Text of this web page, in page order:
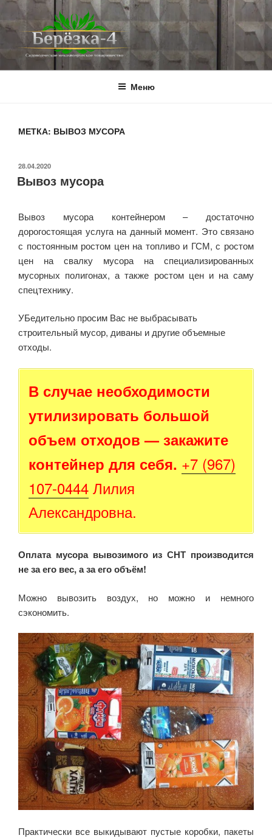
Перейти
к
содержимому
BEREZKA4.RU
СНТ Берёзка-4
Меню
МЕТКА: ВЫВОЗ МУСОРА
ОПУБЛИКОВАНО
28.04.2020
Вывоз мусора
Вывоз мусора контейнером – достаточно
дорогостоящая услуга на данный момент. Это связано
с постоянным ростом цен на топливо и ГСМ, с ростом
цен на свалку мусора на специализированных
мусорных полигонах, а также ростом цен и на саму
спецтехнику.
УБедительно просим Вас не выбрасывать
строительный мусор, диваны и другие объемные
отходы.
В случае необходимости
утилизировать большой
объем отходов — закажите
контейнер для себя. +7 (967)
107-0444 Лилия
Александровна.
Оплата мусора вывозимого из СНТ производится
не за его вес, а за его объём!
Можно вывозить воздух, но можно и немного
сэкономить.
Практически все выкидывают пустые коробки, пакеты